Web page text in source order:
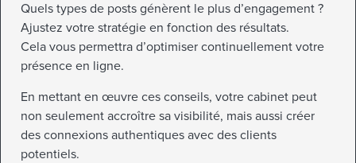
Quels types de posts génèrent le plus d’engagement ?
Ajustez votre stratégie en fonction des résultats.
Cela vous permettra d’optimiser continuellement votre
présence en ligne.
En mettant en œuvre ces conseils, votre cabinet peut
non seulement accroître sa visibilité, mais aussi créer
des connexions authentiques avec des clients
potentiels.